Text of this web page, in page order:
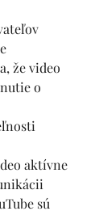
že video
o
aktívne
sú